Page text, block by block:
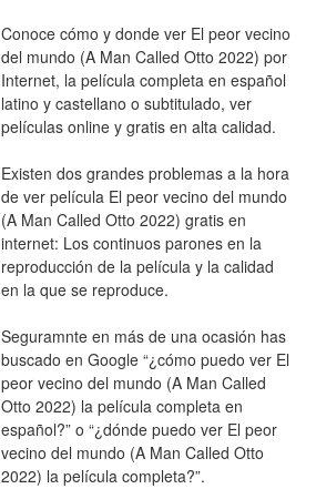
Conoce cómo y donde ver El peor vecino
del mundo (A Man Called Otto 2022) por
Internet, la película completa en español
latino y castellano o subtitulado, ver
películas online y gratis en alta calidad.
Existen dos grandes problemas a la hora
de ver película El peor vecino del mundo
(A Man Called Otto 2022) gratis en
internet: Los continuos parones en la
reproducción de la película y la calidad
en la que se reproduce.
Seguramnte en más de una ocasión has
buscado en Google “¿cómo puedo ver El
peor vecino del mundo (A Man Called
Otto 2022) la película completa en
español?” o “¿dónde puedo ver El peor
vecino del mundo (A Man Called Otto
2022) la película completa?”.